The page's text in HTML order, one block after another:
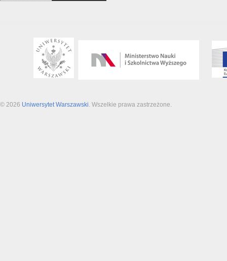
© 2026 Uniwersytet Warszawski . Wszelkie prawa zastrzeżone.